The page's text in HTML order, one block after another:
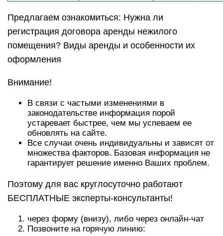
Предлагаем ознакомиться: Нужна ли
регистрация договора аренды нежилого
помещения? Виды аренды и особенности их
оформления
Внимание!
В связи с частыми изменениями в
законодательстве информация порой
устаревает быстрее, чем мы успеваем ее
обновлять на сайте.
Все случаи очень индивидуальны и зависят от
множества факторов. Базовая информация не
гарантирует решение именно Ваших проблем.
Поэтому для вас круглосуточно работают
БЕСПЛАТНЫЕ эксперты-консультанты!
через форму (внизу), либо через онлайн-чат
Позвоните на горячую линию: